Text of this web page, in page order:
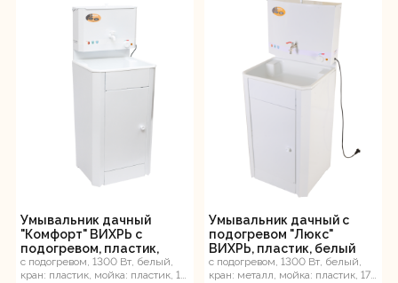
Умывальник дачный
"Комфорт" ВИХРЬ с
подогревом, пластик,
белый
с подогревом, 1300 Вт, белый,
кран: пластик, мойка: пластик, 14
Умывальник дачный с
подогревом "Люкс"
ВИХРЬ, пластик, белый
с подогревом, 1300 Вт, белый,
кран: металл, мойка: пластик, 17